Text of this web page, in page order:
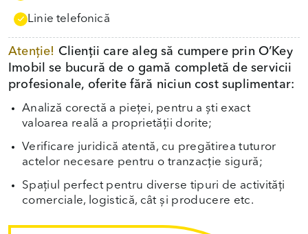
Linie telefonică
Atenție! Clienții care aleg să cumpere prin O’Key
Imobil se bucură de o gamă completă de servicii
profesionale, oferite fără niciun cost suplimentar:
Analiză corectă a pieței, pentru a ști exact
valoarea reală a proprietății dorite;
Verificare juridică atentă, cu pregătirea tuturor
actelor necesare pentru o tranzacție sigură;
Spațiul perfect pentru diverse tipuri de activități
comerciale, logistică, cât și producere etc.